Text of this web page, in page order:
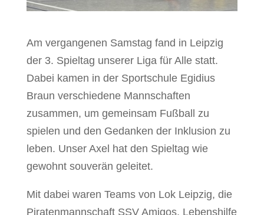
Am vergangenen Samstag fand in Leipzig
der 3. Spieltag unserer Liga für Alle statt.
Dabei kamen in der Sportschule Egidius
Braun verschiedene Mannschaften
zusammen, um gemeinsam Fußball zu
spielen und den Gedanken der Inklusion zu
leben. Unser Axel hat den Spieltag wie
gewohnt souverän geleitet.
Mit dabei waren Teams von Lok Leipzig, die
Piratenmannschaft SSV Amigos, Lebenshilfe